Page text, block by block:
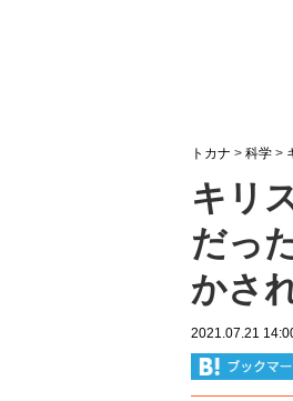
トカナ > 科学 >
キリ
だっ
かさ
2021.07.21